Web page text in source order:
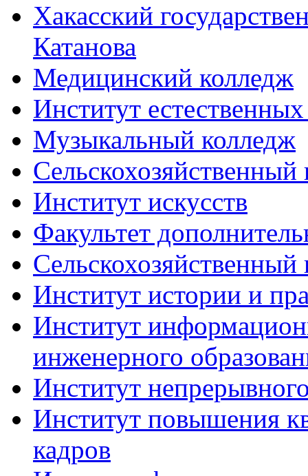
Хакасский
Катанова
Медицинский колледж
Институт
Музыкальный колледж
Сельскохозяйственный
Институт искусств
Факультет
Сельскохозяйственный
Институт истории и
Институт
инженерного
Институт
Институт повышения
кадров